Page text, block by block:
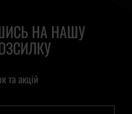
НА НАШУ
та акцій